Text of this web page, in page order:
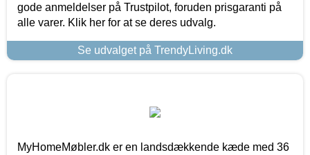
gode anmeldelser på Trustpilot, foruden prisgaranti på
alle varer. Klik her for at se deres udvalg.
Se udvalget på TrendyLiving.dk
MyHomeMøbler.dk er en landsdækkende kæde med 36